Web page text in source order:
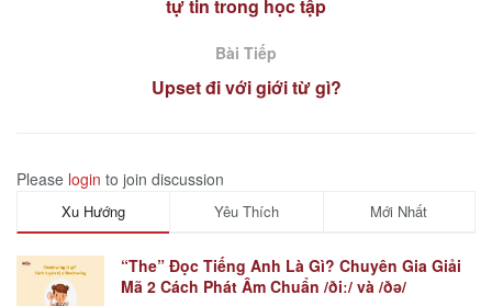
tự tin trong học tập
Bài Tiếp
Upset đi với giới từ gì?
Please login to join discussion
Xu Hướng Yêu Thích Mới Nhất
“The” Đọc Tiếng Anh Là Gì? Chuyên Gia Giải
Mã 2 Cách Phát Âm Chuẩn /ðiː/ và /ðə/